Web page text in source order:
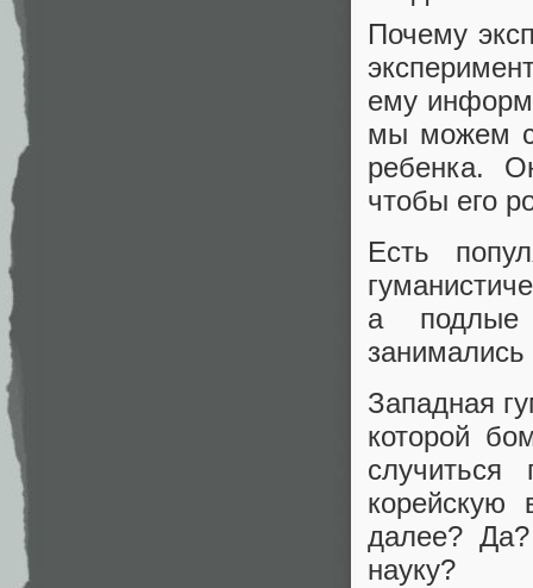
Почему
ему
мы можем
ребенка.
чтобы его
Есть
а подлые
Западная
которой
корейскую
далее?
науку?